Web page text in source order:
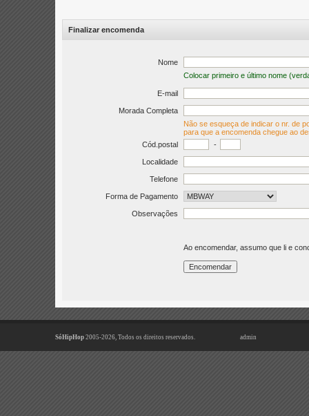
Finalizar encomenda
Nome
Colocar primeiro e último nome
E-mail
Morada Completa
Não se esqueça de indicar o nr. de
para que a encomenda chegue ao
Cód.postal
-
Localidade
Telefone
Forma de Pagamento
Observações
Ao encomendar, assumo que li e
SóHipHop 2005-2026, Todos os direitos reservados. admin